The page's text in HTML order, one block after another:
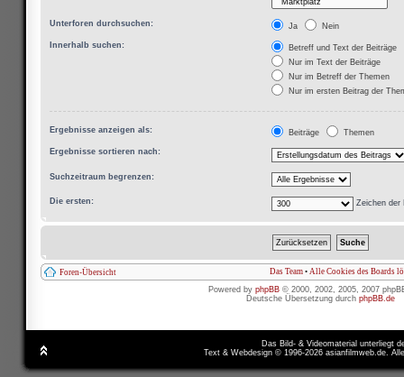
Unterforen durchsuchen: Ja Nein
Innerhalb suchen:
Betreff und Text der Beiträge
Nur im Text der Beiträge
Nur im Betreff der Themen
Nur im ersten Beitrag der
Ergebnisse anzeigen als: Beiträge Themen
Ergebnisse sortieren nach:
Suchzeitraum begrenzen:
Die ersten: Zeichen der
Foren-Übersicht Das Team • Alle Cookies des Boards
Powered by phpBB © 2000, 2002, 2005, 2007
Deutsche Übersetzung durch phpBB.de
Das Bild- & Videomaterial unterliegt
Text & Webdesign © 1996-2026 asianfilmweb.de.